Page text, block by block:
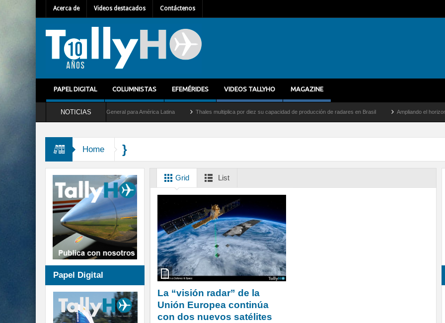
Acerca de Videos destacados Contáctenos
PAPEL DIGITAL COLUMNISTAS EFEMÉRIDES VIDEOS TALLYHO MAGAZINE
NOTICIAS
Mallet como nuevo Director General para América Latina Thales multiplica por diez su capacidad de producción de radares en Brasil Ampliando el horizonte:
Home }
Grid List
La “visión radar” de la
Unión Europea continúa
con dos nuevos satélites
Papel Digital